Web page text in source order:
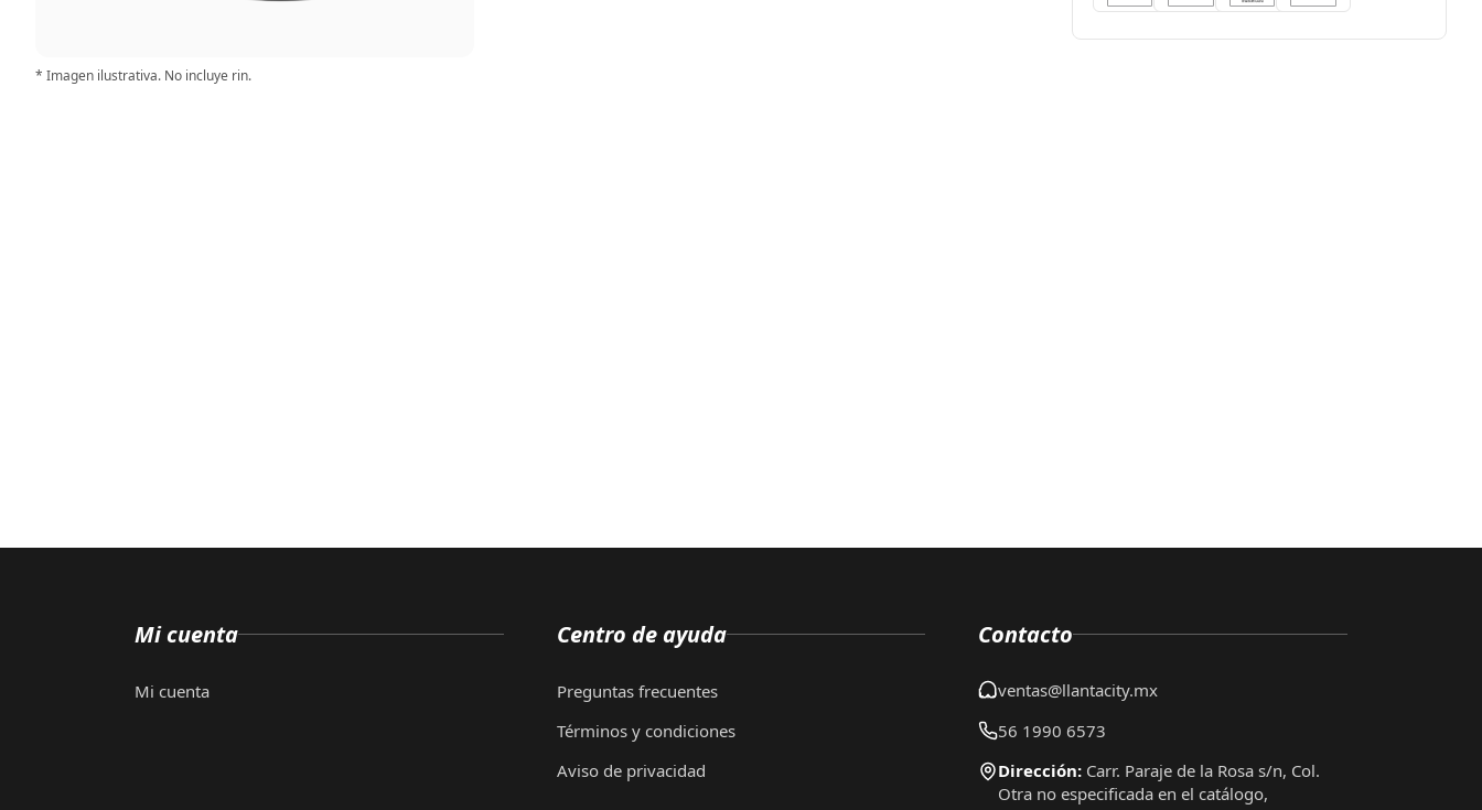
* Imagen ilustrativa. No incluye rin.
Mi cuenta
Mi cuenta
Centro de ayuda
Preguntas frecuentes
Términos y condiciones
Aviso de privacidad
Contacto
ventas@llantacity.mx
56 1990 6573
Dirección: Carr. Paraje de la Rosa s/n, Col.
Otra no especificada en el catálogo,